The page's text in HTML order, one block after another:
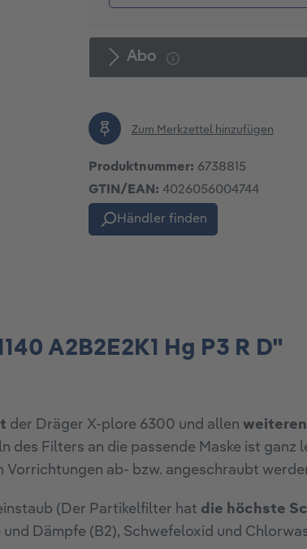
Abo
Zum Merkzettel hinzufügen
Produktnummer: 6738815
GTIN/EAN: 4026056004744
Händler finden
A2B2E2K1 Hg P3 R D"
der Dräger X-plore 6300 und allen weiteren
des Filters an die passende Maske ist ganz
ab- bzw. angeschraubt
(Der Partikelfilter hat die höchste
Dämpfe (B2), Schwefeloxid und